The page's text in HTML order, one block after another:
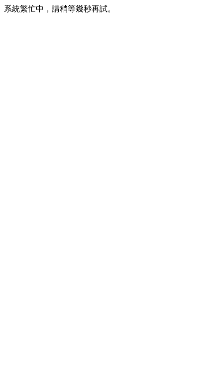
系統繁忙中，請稍等幾秒再試。